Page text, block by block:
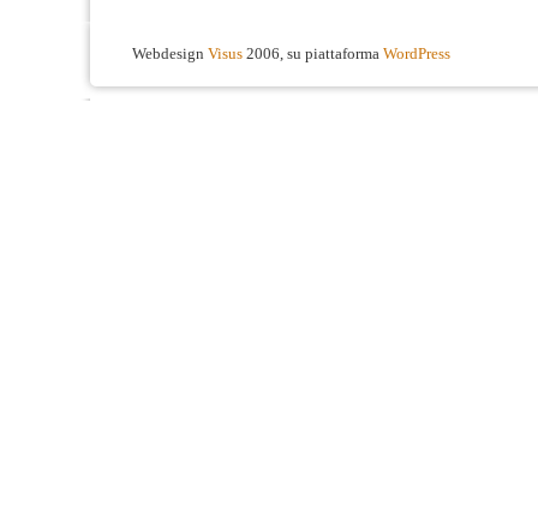
Webdesign Visus 2006, su piattaforma WordPress